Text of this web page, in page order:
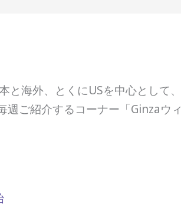
海外、とくにUSを中心として、
週ご紹介するコーナー「Ginzaウィ